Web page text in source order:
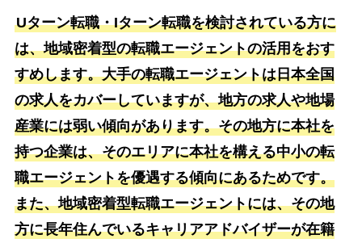
Uターン転職・Iターン転職を検討されている方に
は、地域密着型の転職エージェントの活用をおす
すめします。大手の転職エージェントは日本全国
の求人をカバーしていますが、地方の求人や地場
産業には弱い傾向があります。その地方に本社を
持つ企業は、そのエリアに本社を構える中小の転
職エージェントを優遇する傾向にあるためです。
また、地域密着型転職エージェントには、その地
方に長年住んでいるキャリアアドバイザーが在籍